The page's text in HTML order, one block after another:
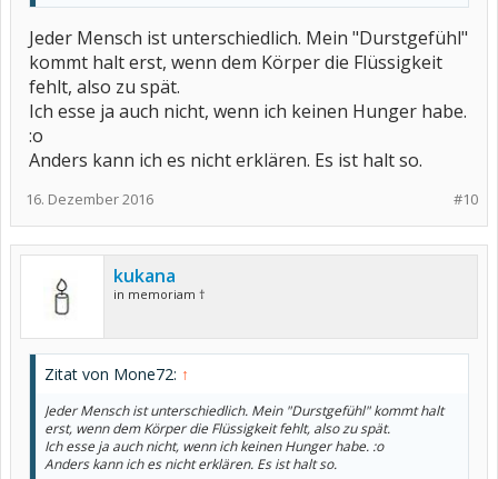
Jeder Mensch ist unterschiedlich. Mein "Durstgefühl"
kommt halt erst, wenn dem Körper die Flüssigkeit
fehlt, also zu spät.
Ich esse ja auch nicht, wenn ich keinen Hunger habe.
:o
Anders kann ich es nicht erklären. Es ist halt so.
#10
16. Dezember 2016
kukana
in memoriam †
Zitat von Mone72: ↑
Jeder Mensch ist unterschiedlich. Mein "Durstgefühl" kommt halt
erst, wenn dem Körper die Flüssigkeit fehlt, also zu spät.
Ich esse ja auch nicht, wenn ich keinen Hunger habe. :o
Anders kann ich es nicht erklären. Es ist halt so.